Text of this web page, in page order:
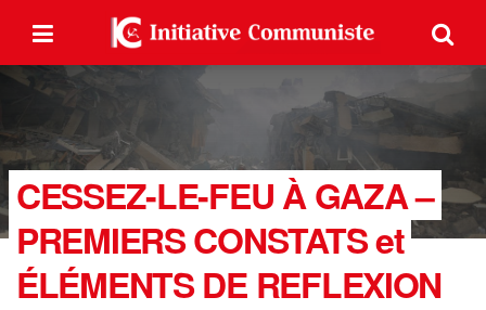
CESSEZ-LE-FEU À GAZA –
PREMIERS CONSTATS et
ÉLÉMENTS DE REFLEXION